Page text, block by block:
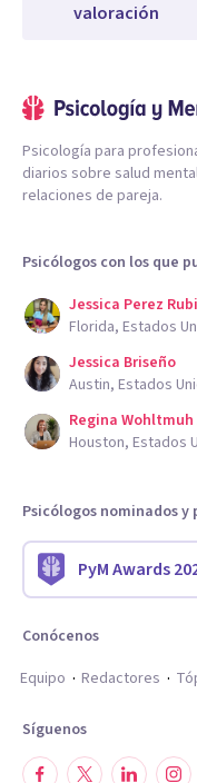
valoración
Psicología para
diarios sobre salud
relaciones de pareja.
Psicólogos con los que
Jessica Perez
Florida, Estados
Jessica Briseño
Austin, Estados
Regina
Houston, Estados
Psicólogos nominados y
PyM Awards
Conócenos
Equipo
Redactores
Síguenos